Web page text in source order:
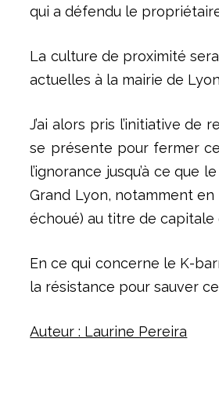
qui a défendu le
La culture de proximité
actuelles à la mairie de
J’ai alors pris l’initiative
se présente pour fermer
l’ignorance jusqu’à ce
Grand Lyon, notamment
échoué) au titre de capitale
En ce qui concerne le K-
la résistance pour sauver
Auteur : Laurine Pereira